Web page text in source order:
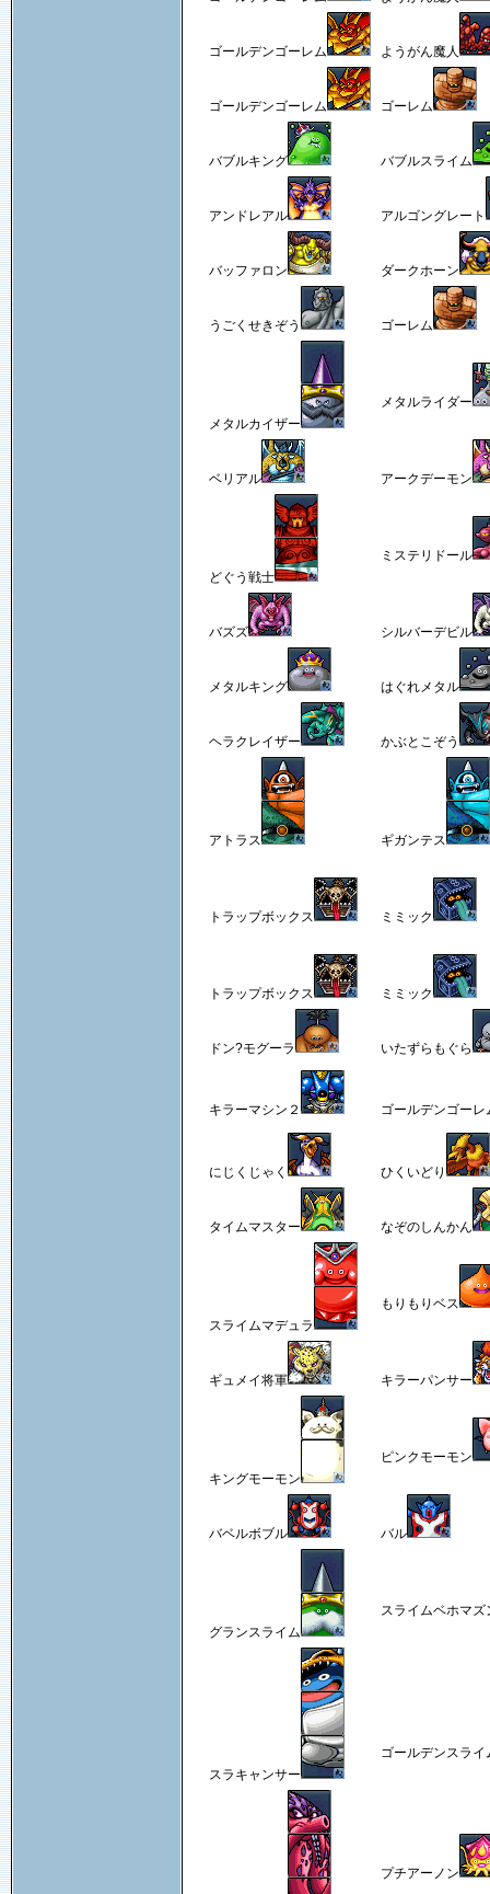
ゴールデンゴーレム ようがん魔人
ゴールデンゴーレム ゴーレム
バブルキング バブルスライム
アンドレアル アルゴングレート
バッファロン ダークホーン
うごくせきぞう ゴーレム
メタルカイザー
メタルライダー
ベリアル アークデーモン
どぐう戦士
ミステリドール
バズズ シルバーデビル
メタルキング はぐれメタル
ヘラクレイザー かぶとこぞう
アトラス ギガンテス
トラップボックス ミミック
トラップボックス ミミック
ドン?モグーラ いたずらもぐら
キラーマシン２ ゴールデンゴーレ
にじくじゃく ひくいどり
タイムマスター なぞのしんかん
スライムマデュラ
もりもりベス
ギュメイ将軍 キラーパンサー
キングモーモン
ピンクモーモン
バベルボブル バル
グランスライム
スライムベホマズ
スラキャンサー
ゴールデンスライ
プチアーノン